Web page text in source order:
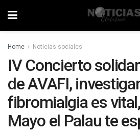
Home Noticias sociales
IV Concierto
de AVAFI,
fibromialgia es
Mayo el Palau te